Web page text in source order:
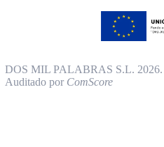
DOS MIL PALABRAS S.L. 2026.
Auditado por ComScore